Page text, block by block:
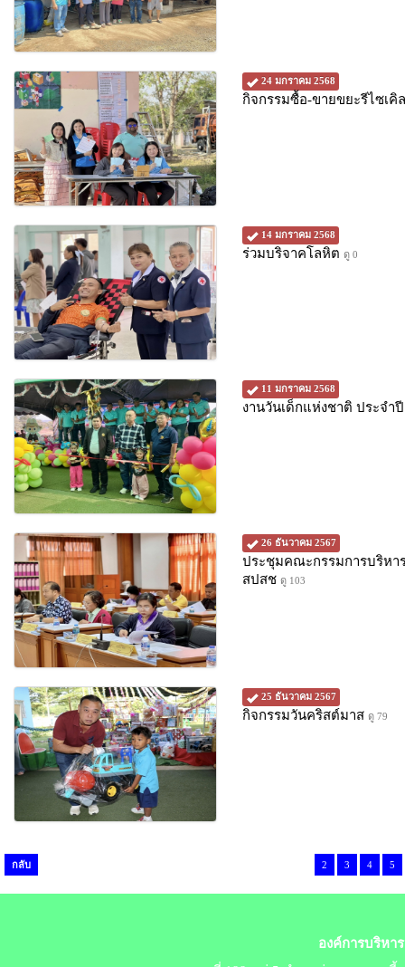
24 มกราคม 2568
กิจกรรมซื้อ-ขายขยะรีไซเ
14 มกราคม 2568
ร่วมบริจาคโลหิต ดู 0
11 มกราคม 2568
งานวันเด็กแห่งชาติ ประจำ
26 ธันวาคม 2567
ประชุมคณะกรรมการบริหา
สปสช ดู 103
25 ธันวาคม 2567
กิจกรรมวันคริสต์มาส ดู 79
กลับ 2 3 4 5
องค์การบริหา